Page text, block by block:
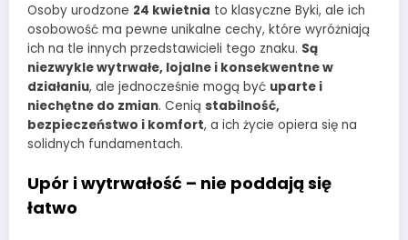
Osoby urodzone 24 kwietnia to klasyczne Byki, ale ich
osobowość ma pewne unikalne cechy, które wyróżniają
ich na tle innych przedstawicieli tego znaku. Są
niezwykle wytrwałe, lojalne i konsekwentne w
działaniu, ale jednocześnie mogą być uparte i
niechętne do zmian. Cenią stabilność,
bezpieczeństwo i komfort, a ich życie opiera się na
solidnych fundamentach.
Upór i wytrwałość – nie poddają się
łatwo